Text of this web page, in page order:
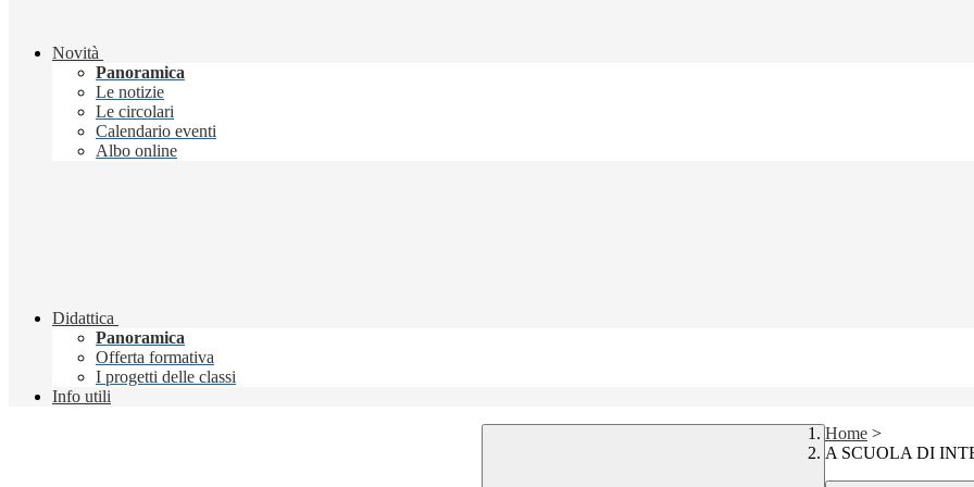
Novità
Panoramica
Le notizie
Le circolari
Calendario eventi
Albo online
Didattica
Panoramica
Offerta formativa
I progetti delle classi
Info utili
Home >
A SCUOLA DI